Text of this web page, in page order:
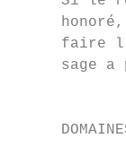
faire
sage a